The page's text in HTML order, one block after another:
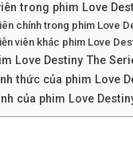
trong phim Love
chính trong phim Love
viên khác phim Love
Love Destiny The
thức của phim Love
của phim Love